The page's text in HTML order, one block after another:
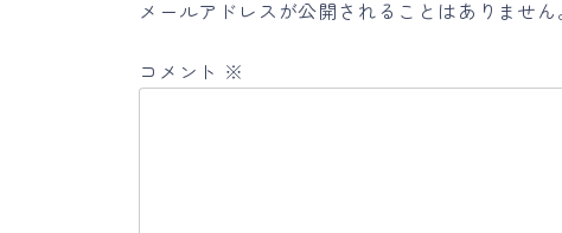
メールアドレスが公開されることはありません
コメント ※